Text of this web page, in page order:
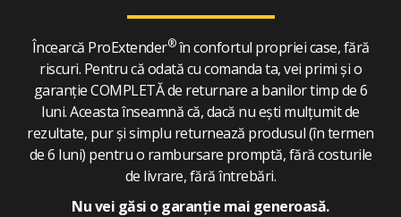
Încearcă ProExtender®în confortul propriei case, fără
riscuri. Pentru că odată cu comanda ta, vei primi și o
garanție COMPLETĂ de returnare a banilor timp de 6
luni. Aceasta înseamnă că, dacă nu ești mulțumit de
rezultate, pur și simplu returnează produsul (în termen
de 6 luni) pentru o rambursare promptă, fără costurile
de livrare, fără întrebări.
Nu vei găsi o garanție mai generoasă.